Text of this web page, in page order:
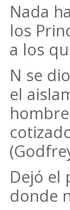
Nada
los
a los
N se
el
Dejó el
donde